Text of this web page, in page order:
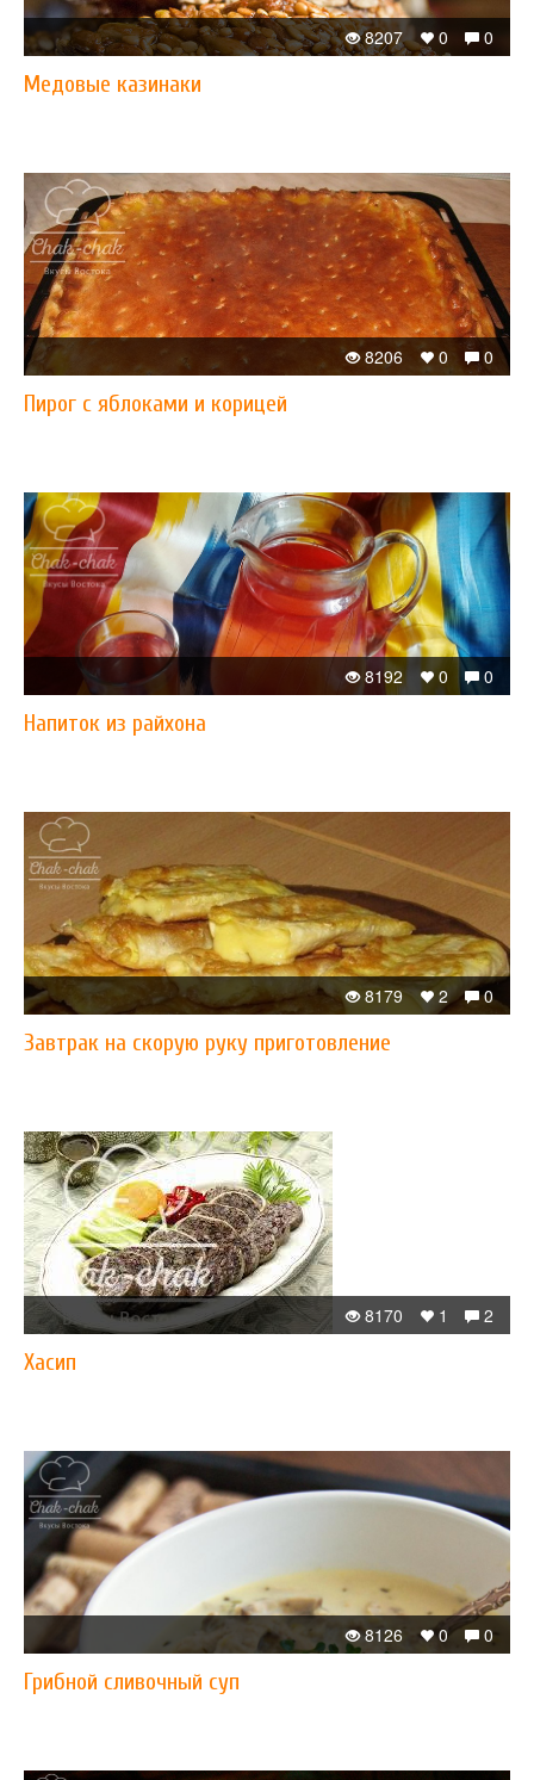
0
0
8207
​Медовые казинаки
0
0
8206
Пирог с яблоками и корицей
0
0
8192
Напиток из райхона
0
2
8179
Завтрак на скорую руку приготовление
2
1
8170
Хасип
0
0
8126
Грибной сливочный суп